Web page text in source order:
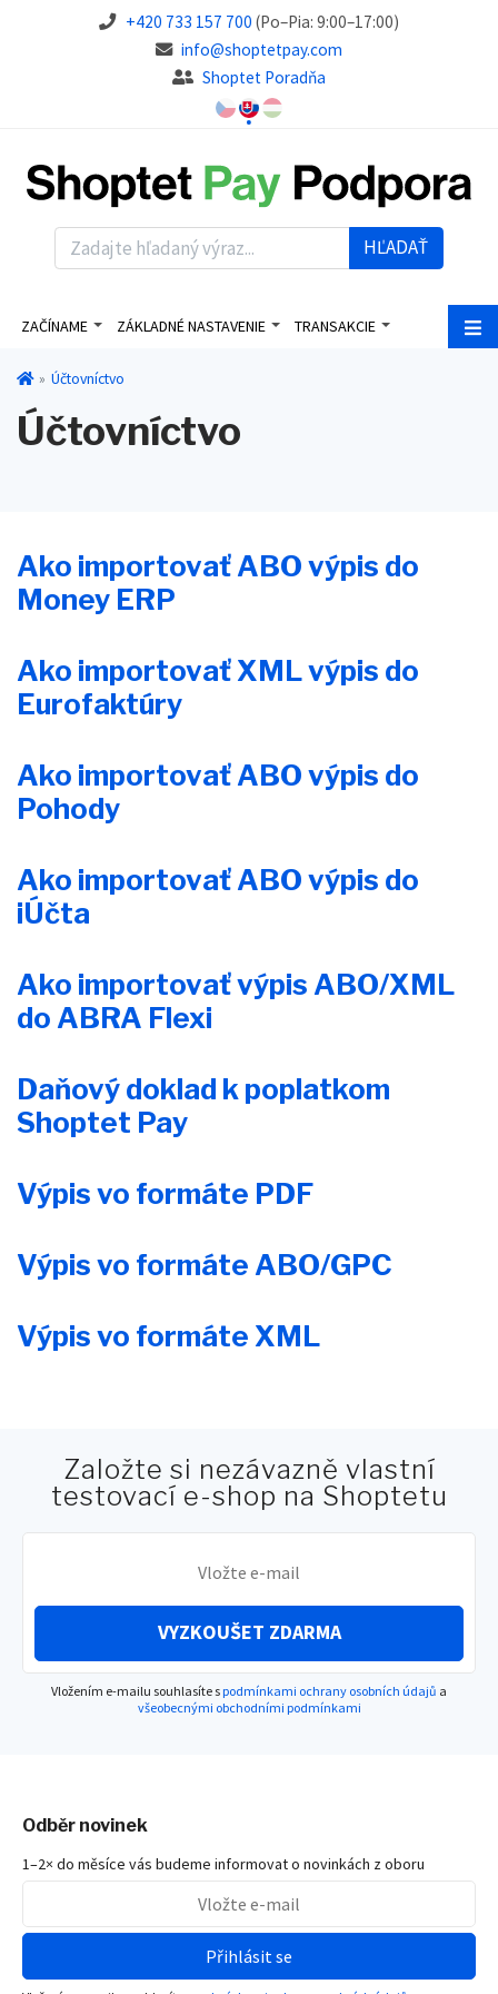
+420 733 157 700 (Po–Pia: 9:00–17:00)
info@shoptetpay.com
Shoptet Poradňa
HĽADAŤ
ZAČÍNAME ZÁKLADNÉ NASTAVENIE TRANSAKCIE
Účtovníctvo
Účtovníctvo
Ako importovať ABO výpis do
Money ERP
Ako importovať XML výpis do
Eurofaktúry
Ako importovať ABO výpis do
Pohody
Ako importovať ABO výpis do
iÚčta
Ako importovať výpis ABO/XML
do ABRA Flexi
Daňový doklad k poplatkom
Shoptet Pay
Výpis vo formáte PDF
Výpis vo formáte ABO/GPC
Výpis vo formáte XML
Založte si nezávazně vlastní
testovací e-shop na Shoptetu
VYZKOUŠET ZDARMA
Vložením e-mailu souhlasíte spodmínkami ochrany osobních údajů a
všeobecnými obchodními podmínkami
Odběr novinek
1–2× do měsíce vás budeme informovat o novinkách z oboru
Přihlásit se